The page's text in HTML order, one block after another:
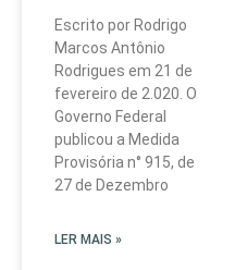
Escrito por Rodrigo
Marcos Antônio
Rodrigues em 21 de
fevereiro de 2.020. O
Governo Federal
publicou a Medida
Provisória n° 915, de
27 de Dezembro
LER MAIS »